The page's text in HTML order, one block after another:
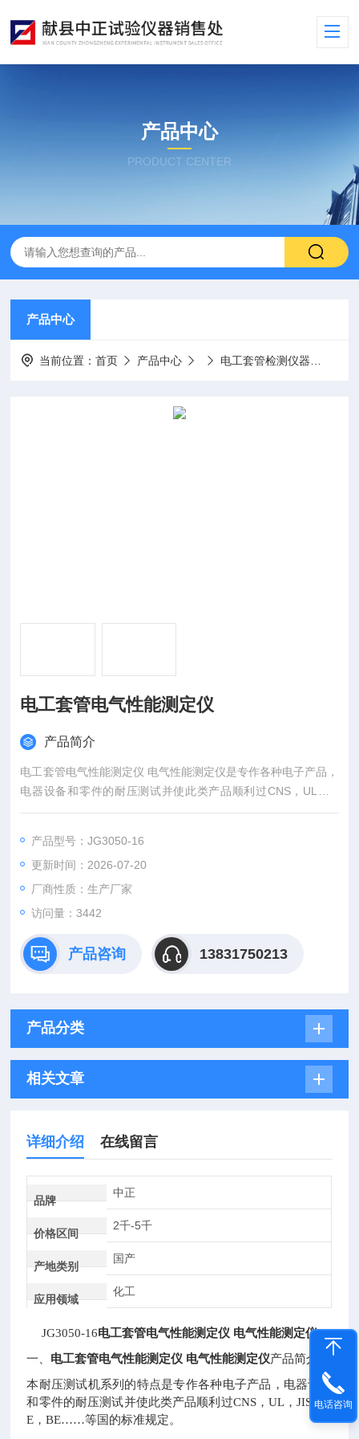
产品中心
PRODUCT CENTER
产品中心
当前位置：首页 产品中心 电工套管检测仪器
电工套管电气性能测定仪
产品简介
电工套管电气性能测定仪 电气性能测定仪是专作各种电子产品，
电器设备和零件的耐压测试并使此类产品顺利过CNS，UL，JI
S，CE，BE……等国的标准规定。
产品型号：JG3050-16
更新时间：2026-07-20
厂商性质：生产厂家
访问量：3442
产品咨询 13831750213
产品分类
相关文章
详细介绍 在线留言
品牌
中正
价格区间
2千-5千
产地类别
国产
应用领域
化工
JG3050-16电工套管电气性能测定仪 电气性能测定仪
一、 电工套管电气性能测定仪 电气性能测定仪产品简介：
本耐压测试机系列的特点是专作各种电子产品，电器设备
和零件的耐压测试并使此类产品顺利过CNS，UL，JIS，C
E，BE……等国的标准规定。
电话咨询